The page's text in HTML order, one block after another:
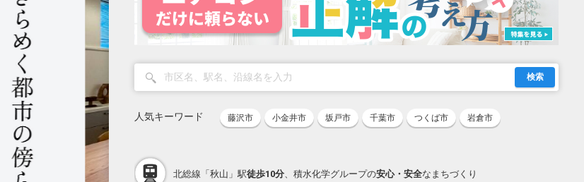
検索
人気キーワード 藤沢市 小金井市 坂戸市 千葉市 つくば市 岩倉市
北総線「秋山」駅徒歩10分、積水化学グループの安心・安全なまちづくり